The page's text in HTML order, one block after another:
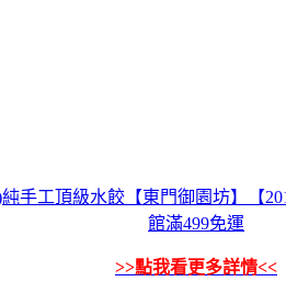
純手工頂級水餃【東門御園坊】【
館滿499免運
>>點我看更多詳情<<